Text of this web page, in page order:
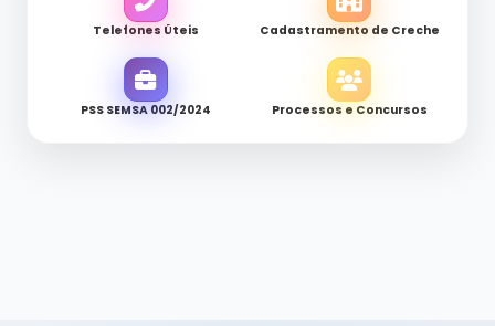
Telefones Úteis Cadastramento de Creche
PSS SEMSA 002/2024 Processos e Concursos